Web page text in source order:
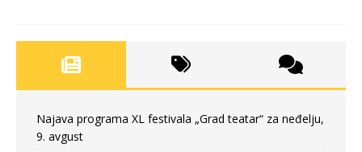
Najava programa XL festivala „Grad teatar“ za neđelju,
9. avgust